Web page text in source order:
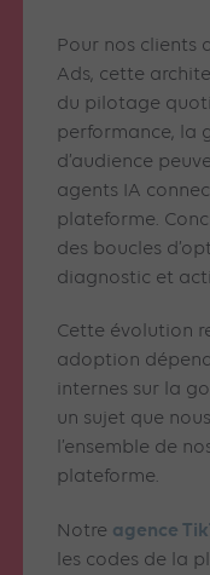
Pour nos clients
Ads, cette
du pilotage
performance, la
d’audience
agents IA
plateforme.
des boucles
diagnostic et
Cette évolution
adoption
internes sur la
un sujet que
l’ensemble de
plateforme.
Notre agence
les codes de la